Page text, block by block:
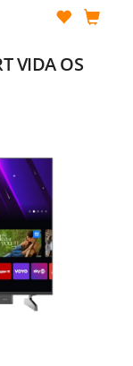
VIDA OS